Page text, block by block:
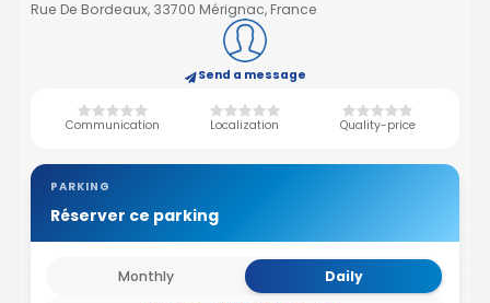
Rue De Bordeaux, 33700 Mérignac, France
Send a message
Communication Localization Quality-price
PARKING
Réserver ce parking
Monthly
Daily